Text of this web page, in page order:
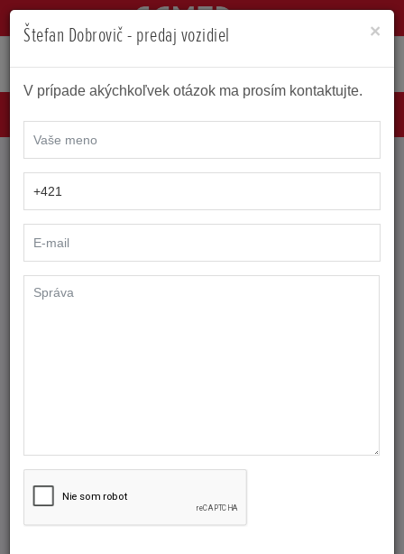
MENU
KONTAKT HONDA KOŠICE
Tel.:+421 55 799 53 86
Mobil.:+421 905 366 241
×
Štefan Dobrovič - predaj vozidiel
V prípade akýchkoľvek otázok ma prosím kontaktujte.